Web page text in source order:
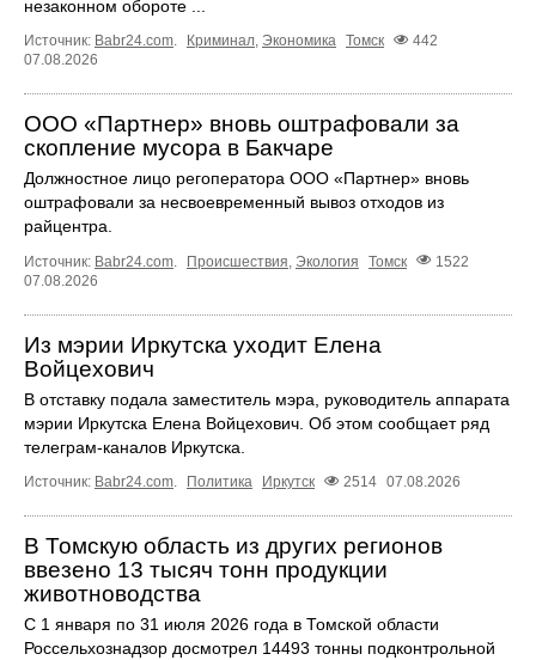
незаконном обороте ...
Источник: Babr24.com. Криминал, Экономика Томск
442
07.08.2026
ООО «Партнер» вновь оштрафовали за
скопление мусора в Бакчаре
Должностное лицо регоператора ООО «Партнер» вновь
оштрафовали за несвоевременный вывоз отходов из
райцентра.
Источник: Babr24.com Происшествия Экология Томск
1522
07.08.2026
Из мэрии Иркутска уходит Елена
Войцехович
В отставку подала заместитель мэра, руководитель аппарата
мэрии Иркутска Елена Войцехович. Об этом сообщает ряд
телеграм‑каналов Иркутска.
Источник: Babr24.com Политика Иркутск 2514 07.08.2026
В Томскую область из других регионов
ввезено 13 тысяч тонн продукции
животноводства
С 1 января по 31 июля 2026 года в Томской области
Россельхознадзор досмотрел 14493 тонны подконтрольной